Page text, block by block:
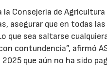
Consejería de Agricultura
asegurar que en todas
que sea saltarse
contundencia”, afirmó
que aún no ha sido